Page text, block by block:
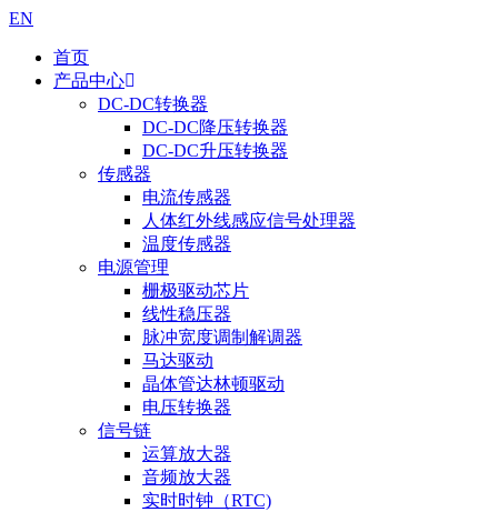
EN
首页
产品中心
DC-DC转换器
DC-DC降压转换器
DC-DC升压转换器
传感器
电流传感器
人体红外线感应信号处理器
温度传感器
电源管理
栅极驱动芯片
线性稳压器
脉冲宽度调制解调器
马达驱动
晶体管达林顿驱动
电压转换器
信号链
运算放大器
音频放大器
实时时钟（RTC)